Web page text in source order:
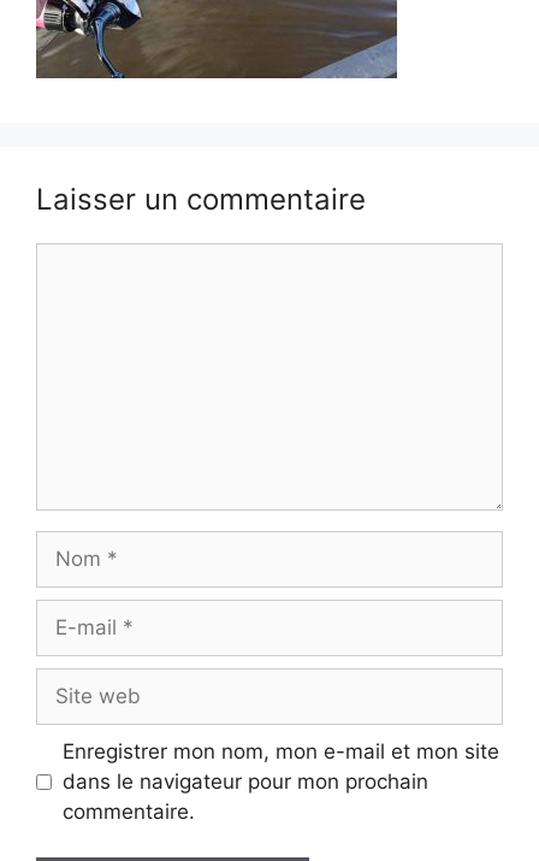
Laisser un commentaire
mail
web
Enregistrer mon nom, mon e-mail et mon site
dans le navigateur pour mon prochain
commentaire.